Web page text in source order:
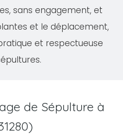
sans engagement, et
et le déplacement,
et respectueuse
de Sépulture à